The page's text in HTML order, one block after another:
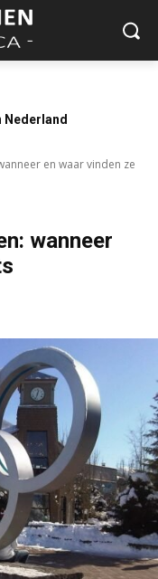
Nederland
en waar vinden ze
wanneer